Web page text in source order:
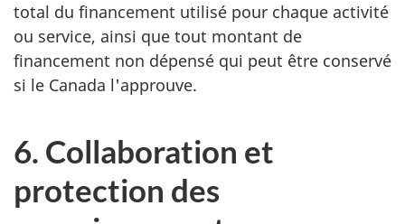
total du financement utilisé pour chaque activité
ou service, ainsi que tout montant de
financement non dépensé qui peut être conservé
si le Canada l'approuve.
6. Collaboration et
protection des